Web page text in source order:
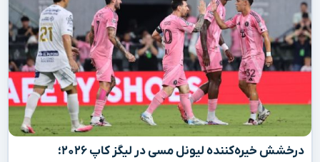
درخشش خیره‌کننده لیونل مسی در لیگز کاپ ۲۰۲۶؛